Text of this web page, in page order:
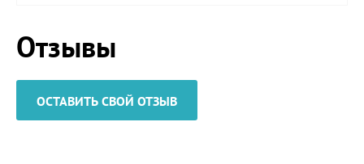
Отзывы
ОСТАВИТЬ СВОЙ ОТЗЫВ